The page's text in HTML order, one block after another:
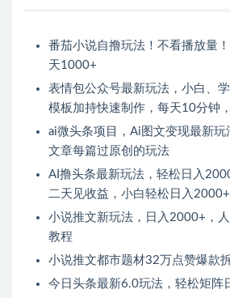
番茄小说自撸玩法！不看播放量
天1000+
表情包公众号最新玩法，小白、
模板加持快速制作，每天10分钟
ai微头条项目，Ai图文变现最新玩
文章每篇过原创的玩法
AI撸头条最新玩法，轻松日入
二天见收益，小白轻松日入2000+
小说推文新玩法，日入2000+，
教程
小说推文都市题材32万点赞爆款
今日头条最新6.0玩法，轻松矩阵